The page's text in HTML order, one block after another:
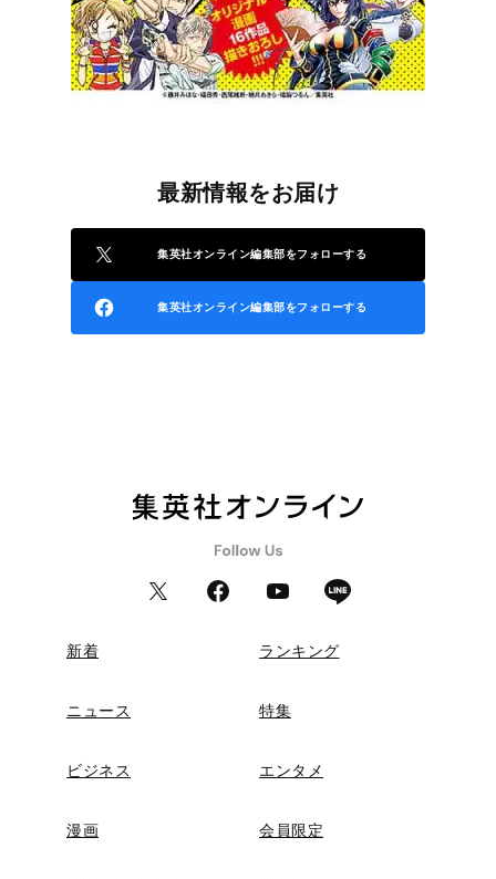
最新情報をお届け
集英社オンライン編集部をフォローする
集英社オンライン編集部をフォローする
新着 ランキング
ニュース 特集
ビジネス エンタメ
漫画 会員限定